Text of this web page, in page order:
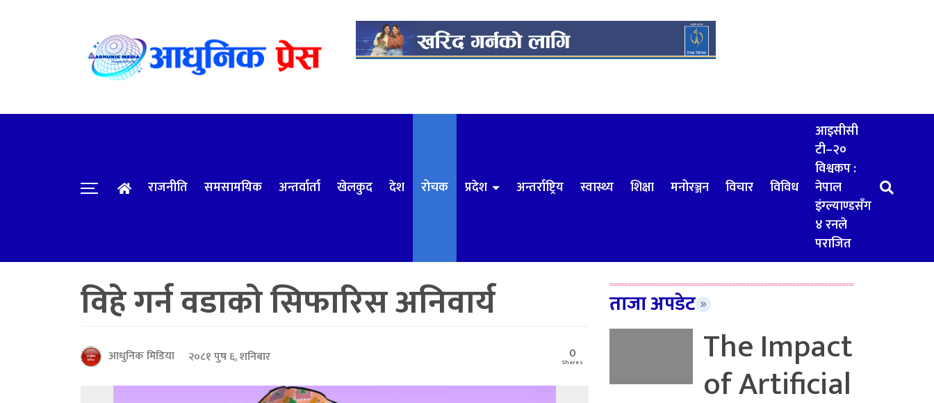
राजनीति समसामयिक अन्तर्वार्ता खेलकुद देश रोचक प्रदेश अन्तर्राष्ट्रिय स्वास्थ्य शिक्षा मनोरञ्जन विचार विविध
आइसीसी
टी–२०
विश्वकप :
नेपाल
इंग्ल्याण्डसँग
४ रनले
पराजित
विहे गर्न वडाको सिफारिस अनिवार्य
आधुनिक मिडिया २०८१ पुष ६, शनिबार 0
Shares
ताजा अपडेट
The Impact
of Artificial